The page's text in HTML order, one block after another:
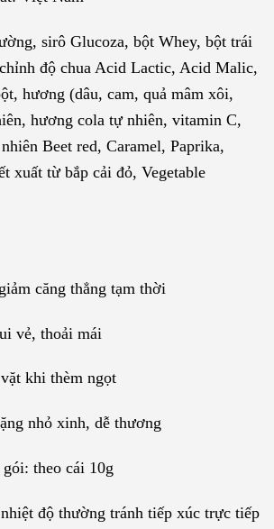
sirô Glucoza, bột Whey, bột trái
độ chua Acid Lactic, Acid Malic,
hương (dâu, cam, quả mâm xôi,
hương cola tự nhiên, vitamin C,
Beet red, Caramel, Paprika,
xuất từ bắp cải đỏ, Vegetable
căng thẳng tạm thời
vẻ, thoải mái
khi thèm ngọt
nhỏ xinh, dễ thương
gói: theo cái 10g
độ thường tránh tiếp xúc trực tiếp